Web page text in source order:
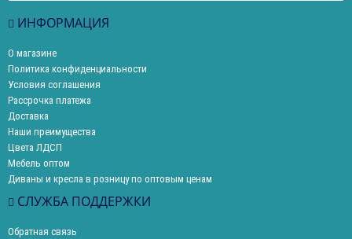
ИНФОРМАЦИЯ
О магазине
Политика конфиденциальности
Условия соглашения
Рассрочка платежа
Доставка
Наши преимущества
Цвета ЛДСП
Мебель оптом
Диваны и кресла в розницу по оптовым ценам
СЛУЖБА ПОДДЕРЖКИ
Обратная связь